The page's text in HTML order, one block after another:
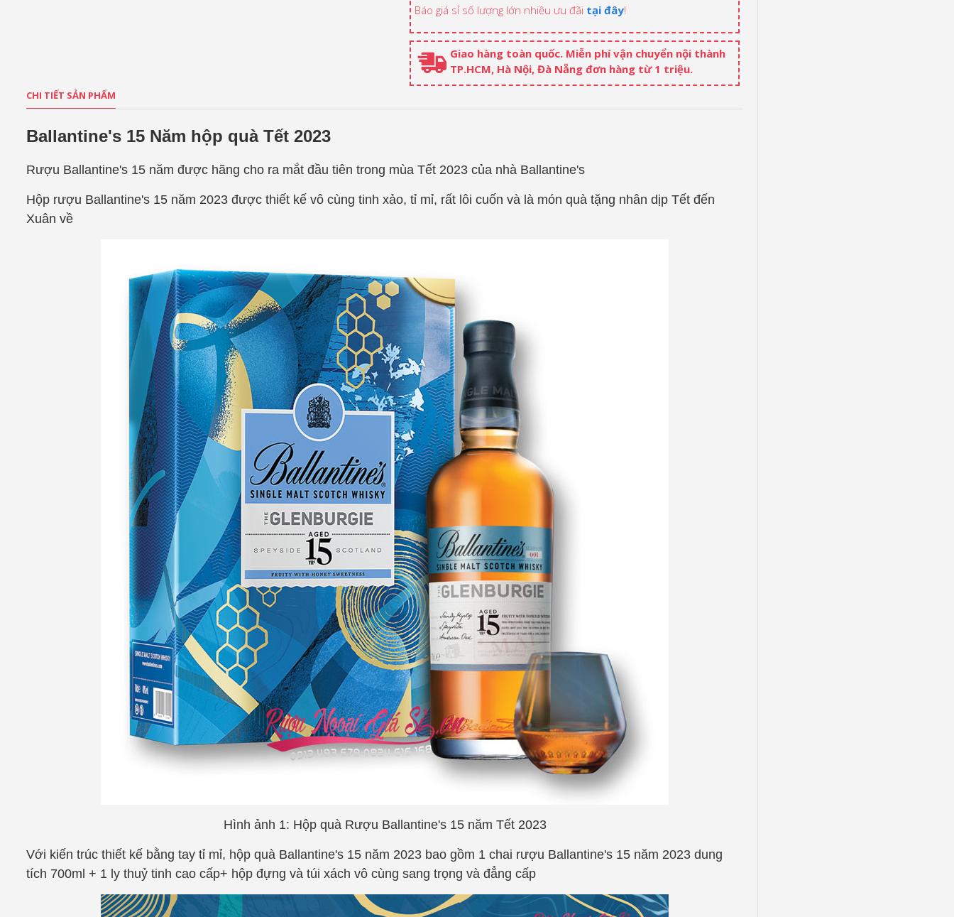
Báo giá sỉ số lượng lớn nhiều ưu đãi tại đây!
Giao hàng toàn quốc. Miễn phí vận chuyển nội thành
TP.HCM, Hà Nội, Đà Nẵng đơn hàng từ 1 triệu.
CHI TIẾT SẢN PHẨM
Ballantine's 15 Năm hộp quà Tết 2023
Rượu Ballantine's 15 năm được hãng cho ra mắt đầu tiên trong mùa Tết 2023 của nhà Ballantine's
Hộp rượu Ballantine's 15 năm 2023 được thiết kế vô cùng tinh xảo, tỉ mỉ, rất lôi cuốn và là món quà tặng nhân dịp Tết đến
Xuân về
Hình ảnh 1: Hộp quà Rượu Ballantine's 15 năm Tết 2023
Với kiến trúc thiết kế bằng tay tỉ mỉ, hộp quà Ballantine's 15 năm 2023 bao gồm 1 chai rượu Ballantine's 15 năm 2023 dung
tích 700ml + 1 ly thuỷ tinh cao cấp+ hộp đựng và túi xách vô cùng sang trọng và đẳng cấp